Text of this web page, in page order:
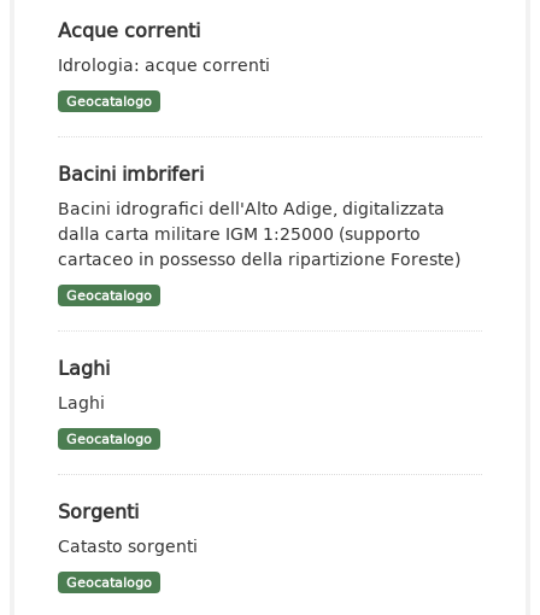
Acque correnti
Idrologia: acque correnti
Geocatalogo
Bacini imbriferi
Bacini idrografici dell'Alto Adige, digitalizzata
dalla carta militare IGM 1:25000 (supporto
cartaceo in possesso della ripartizione Foreste)
Geocatalogo
Laghi
Laghi
Geocatalogo
Sorgenti
Catasto sorgenti
Geocatalogo